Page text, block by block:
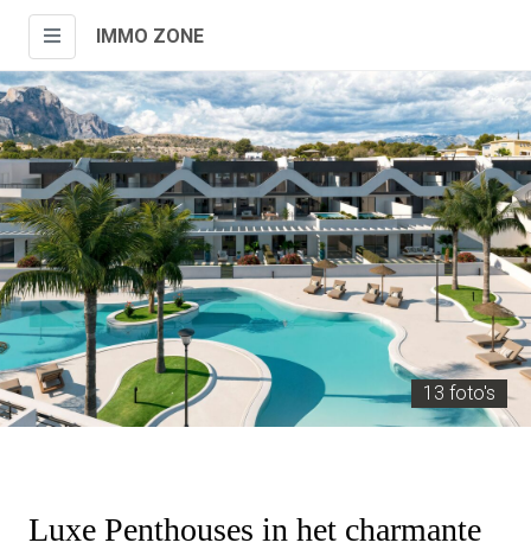
IMMO ZONE
13 foto's
Luxe Penthouses in het charmante